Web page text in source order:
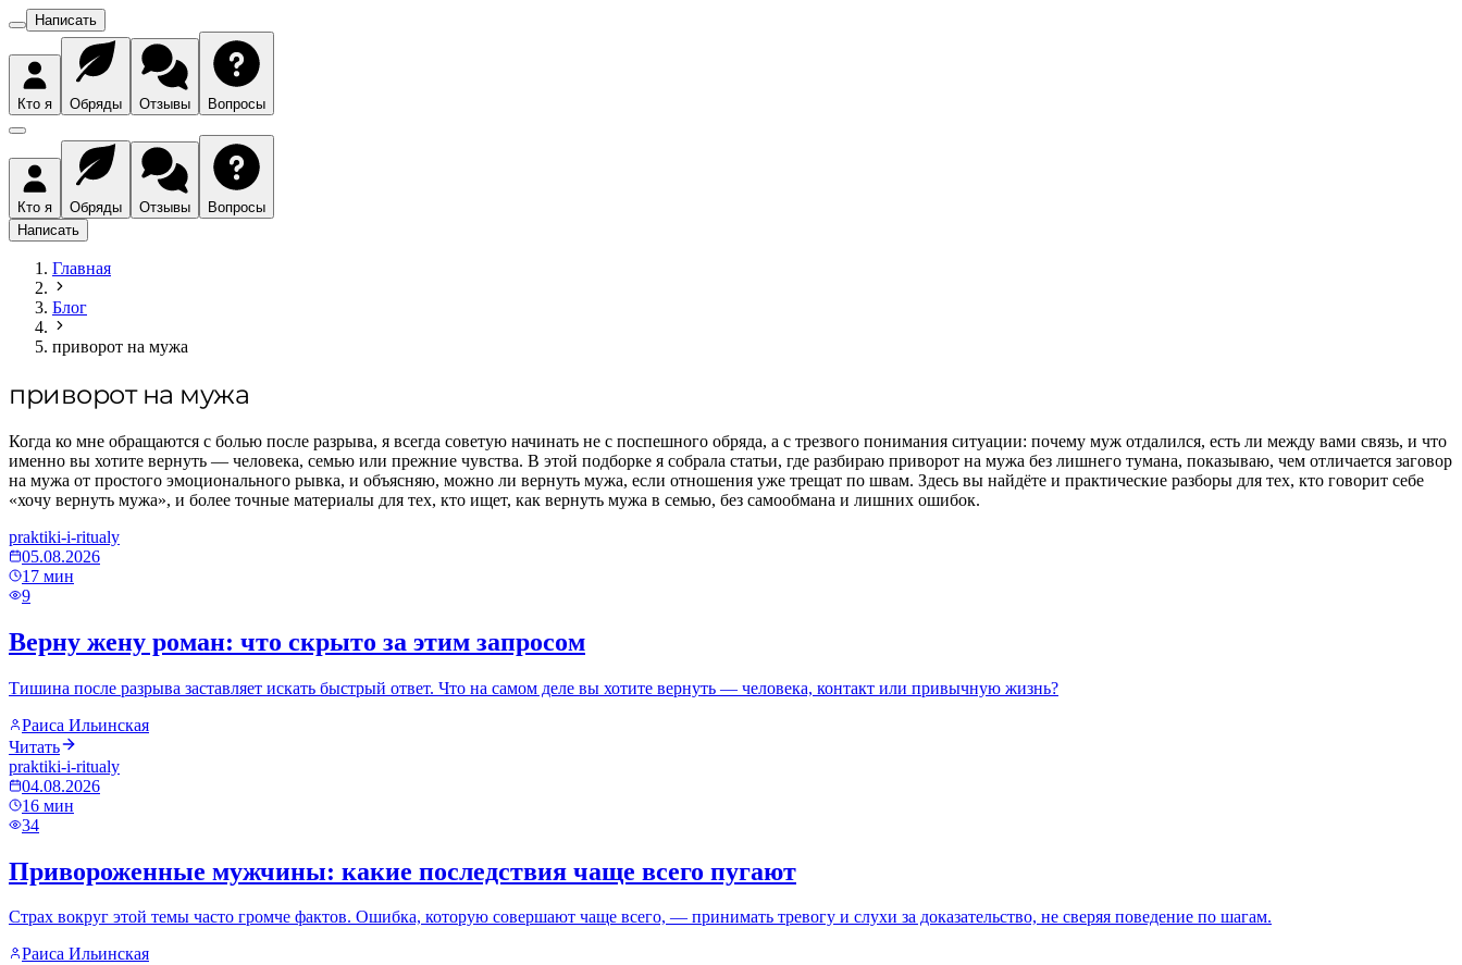
Написать
Кто я Обряды Отзывы Вопросы
Кто я Обряды Отзывы
Вопросы
Написать
Главная
Блог
приворот на мужа
приворот на мужа
Когда ко мне обращаются с болью после разрыва, я всегда советую начинать не с поспешного обряда, а с трезвого понимания ситуации: почему муж отдалился, есть ли между вами связь, и что
именно вы хотите вернуть — человека, семью или прежние чувства. В этой подборке я собрала статьи, где разбираю приворот на мужа без лишнего тумана, показываю, чем отличается заговор
на мужа от простого эмоционального рывка, и объясняю, можно ли вернуть мужа, если отношения уже трещат по швам. Здесь вы найдёте и практические разборы для тех, кто говорит себе
«хочу вернуть мужа», и более точные материалы для тех, кто ищет, как вернуть мужа в семью, без самообмана и лишних ошибок.
praktiki-i-ritualy
05.08.2026
17 мин
9
Верну жену роман: что скрыто за этим запросом
Тишина после разрыва заставляет искать быстрый ответ. Что на самом деле вы хотите вернуть — человека, контакт или привычную жизнь?
Раиса Ильинская
Читать
praktiki-i-ritualy
04.08.2026
16 мин
34
Привороженные мужчины: какие последствия чаще всего пугают
Страх вокруг этой темы часто громче фактов. Ошибка, которую совершают чаще всего, — принимать тревогу и слухи за доказательство, не сверяя поведение по шагам.
Раиса Ильинская